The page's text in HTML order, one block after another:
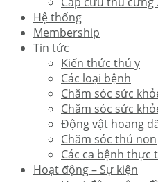
Hệ thống
Membership
Tin tức
Kiến thức thú y
Các loại bệnh
Chăm sóc sức
Chăm sóc sức
Động vật hoang
Chăm sóc thú non
Các ca bệnh thực
Hoạt động – Sự kiện